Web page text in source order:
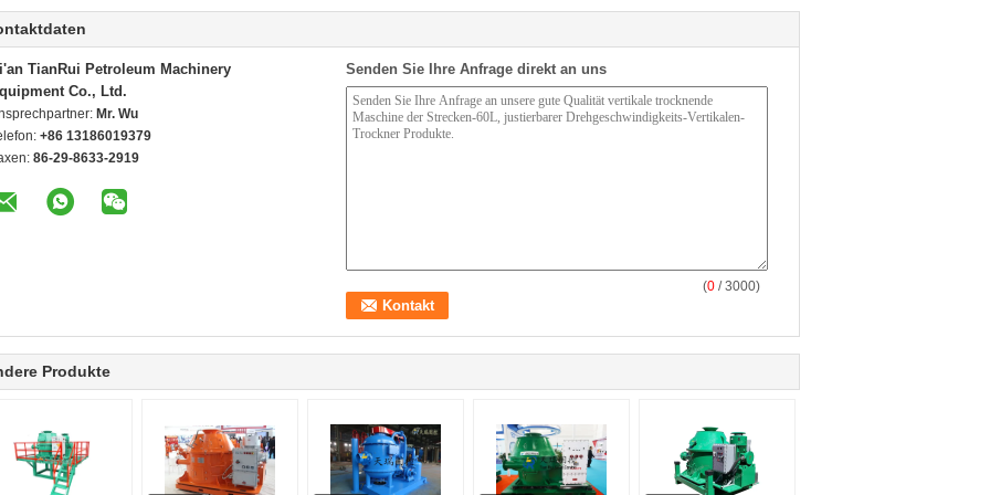
TianRui Petroleum Machinery
Co., Ltd.
Mr. Wu
+86 13186019379
86-29-8633-2919
Senden Sie Ihre Anfrage direkt an uns
(0 / 3000)
Produkte